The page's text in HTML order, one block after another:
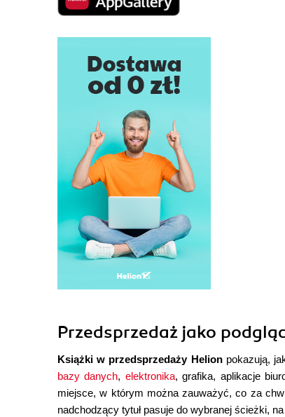
Przedsprzedaż jako
Książki w przedsprzedaży Helionpokazują,
bazy danych, elektronika, grafika, aplikacje
miejsce, w którym można zauważyć, co za
nadchodzący tytuł pasuje do wybranej ścieżki,